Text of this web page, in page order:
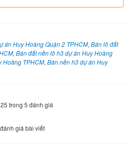
án Huy Hoàng Quận 2 TPHCM, Bán lô đất
, Bán đất nền lô h3 dự án Huy Hoàng
Hoàng TPHCM, Bán nền h3 dự án Huy
trong 5 đánh giá
giá bài viết